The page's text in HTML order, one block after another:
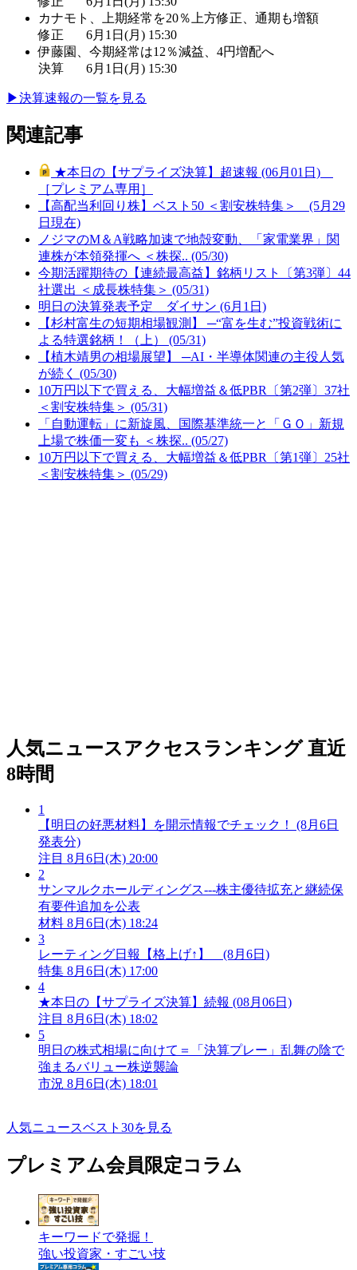
カナモト、上期経常を20％上方修正、通期も増額
修正
6月1日(月) 15:30
伊藤園、今期経常は12％減益、4円増配へ
決算
6月1日(月) 15:30
▶︎決算速報の一覧を見る
関連記事
★本日の【サプライズ決算】超速報 (06月01日)
［プレミアム専用］
【高配当利回り株】ベスト50 ＜割安株特集＞ (5月29
日現在)
ノジマのM＆A戦略加速で地殻変動、「家電業界」関
連株が本領発揮へ ＜株探.. (05/30)
今期活躍期待の【連続最高益】銘柄リスト〔第3弾〕44
社選出 ＜成長株特集＞ (05/31)
明日の決算発表予定 ダイサン (6月1日)
【杉村富生の短期相場観測】 ─“富を生む”投資戦術に
よる特選銘柄！（上） (05/31)
【植木靖男の相場展望】 ─AI・半導体関連の主役人気
が続く (05/30)
10万円以下で買える、大幅増益＆低PBR〔第2弾〕37社
＜割安株特集＞ (05/31)
「自動運転」に新旋風、国際基準統一と「ＧＯ」新規
上場で株価一変も ＜株探.. (05/27)
10万円以下で買える、大幅増益＆低PBR〔第1弾〕25社
＜割安株特集＞ (05/29)
人気ニュースアクセスランキング 直近
8時間
1
【明日の好悪材料】を開示情報でチェック！ (8月6日
発表分)
注目 8月6日(木) 20:00
2
サンマルクホールディングス---株主優待拡充と継続保
有要件追加を公表
材料 8月6日(木) 18:24
3
レーティング日報【格上げ↑】 (8月6日)
特集 8月6日(木) 17:00
4
★本日の【サプライズ決算】続報 (08月06日)
注目 8月6日(木) 18:02
5
明日の株式相場に向けて＝「決算プレー」乱舞の陰で
強まるバリュー株逆襲論
市況 8月6日(木) 18:01
人気ニュースベスト30を見る
プレミアム会員限定コラム
キーワードで発掘！
強い投資家・すごい技